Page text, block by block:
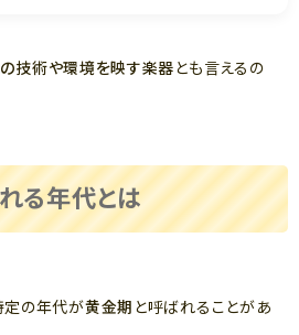
技術や環境を映す楽器とも言えるの
る年代とは
定の年代が黄金期 と呼ばれることがあ